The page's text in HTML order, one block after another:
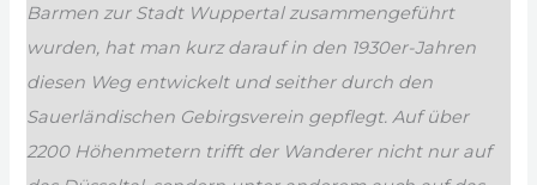
Barmen zur Stadt Wuppertal zusammengeführt
wurden, hat man kurz darauf in den 1930er-Jahren
diesen Weg entwickelt und seither durch den
Sauerländischen Gebirgsverein gepflegt. Auf über
2200 Höhenmetern trifft der Wanderer nicht nur auf